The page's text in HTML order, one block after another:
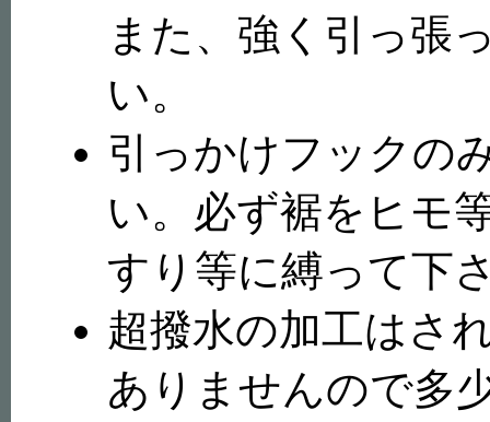
また、強く引っ張
い。
引っかけフックの
い。必ず裾をヒモ
すり等に縛って下
超撥水の加工はさ
ありませんので多